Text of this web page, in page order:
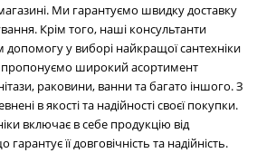
Ми гарантуємо швидку доставку
Крім того, наші консультанти
допомогу у виборі найкращої сантехніки
широкий асортимент
раковини, ванни та багато іншого. З
в якості та надійності своєї покупки.
включає в себе продукцію від
її довговічність та надійність.